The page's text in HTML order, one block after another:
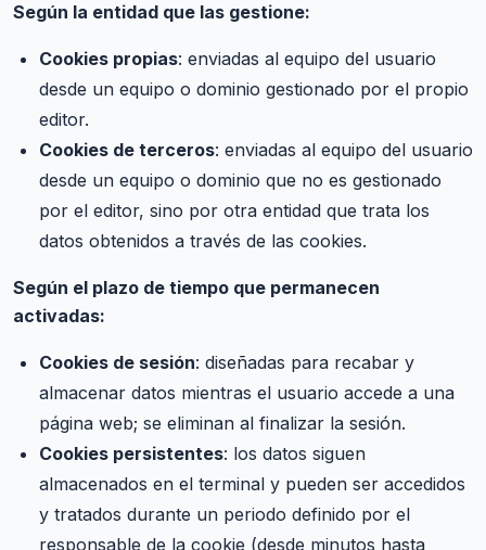
Según la entidad que las gestione:
Cookies propias: enviadas al equipo del usuario
desde un equipo o dominio gestionado por el propio
editor.
Cookies de terceros: enviadas al equipo del usuario
desde un equipo o dominio que no es gestionado
por el editor, sino por otra entidad que trata los
datos obtenidos a través de las cookies.
Según el plazo de tiempo que permanecen
activadas:
Cookies de sesión: diseñadas para recabar y
almacenar datos mientras el usuario accede a una
página web; se eliminan al finalizar la sesión.
Cookies persistentes: los datos siguen
almacenados en el terminal y pueden ser accedidos
y tratados durante un periodo definido por el
responsable de la cookie (desde minutos hasta